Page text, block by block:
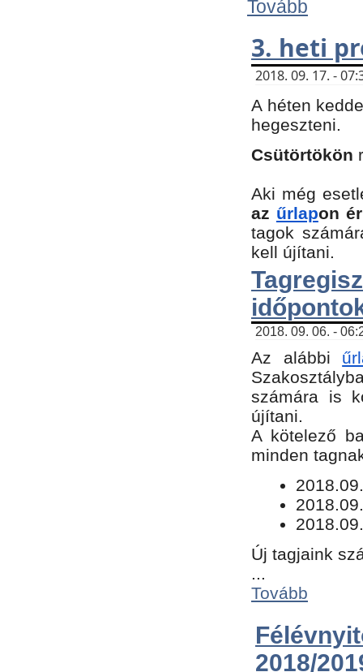
Tovább
3. heti
2018. 09. 17. -
A héten
hegeszteni.
Csütörtökön
Aki még
az űrlapon
tagok
kell újítani.
2018. 09. 06. -
Az alábbi
számára is
újítani.
​A kötelező
minden
Új tagjaink
...
Tovább
2018/